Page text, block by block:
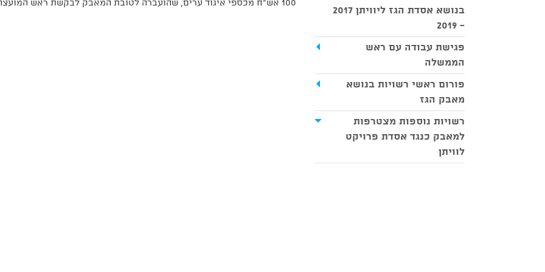
100 אש"ח מכספי איגוד ערים, שהועברה לטובת המאבק לבקשת ראש המועצה, זיו דשא.
בנושא אסדת הגז ליוויתן 2017
- 2019
פגישת עבודה עם ראש
הממשלה
פורום ראשי רשויות בנושא
מאבק הגז
רשויות נוספות מצטרפות
למאבק כנגד אסדת פרויקט
לוויתן